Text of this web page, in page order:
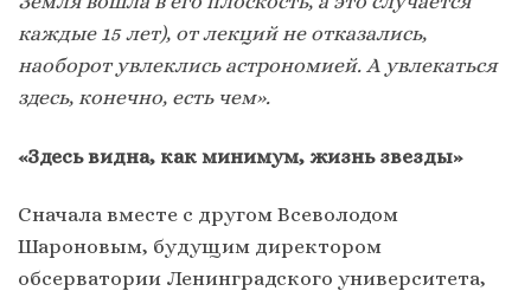
каждые 15 лет), от лекций не отказались,
наоборот увлеклись астрономией. А увлекаться
здесь, конечно, есть чем».
«Здесь видна, как минимум, жизнь звезды»
Сначала вместе с другом Всеволодом
Шароновым, будущим директором
обсерватории Ленинградского университета,